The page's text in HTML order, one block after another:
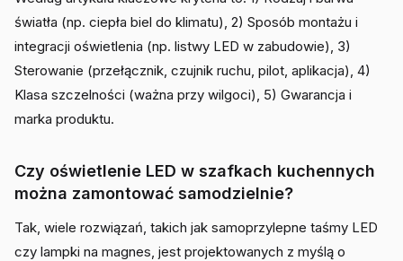
światła (np. ciepła biel do klimatu), 2) Sposób montażu i
integracji oświetlenia (np. listwy LED w zabudowie), 3)
Sterowanie (przełącznik, czujnik ruchu, pilot, aplikacja), 4)
Klasa szczelności (ważna przy wilgoci), 5) Gwarancja i
marka produktu.
Czy oświetlenie LED w szafkach kuchennych
można zamontować samodzielnie?
Tak, wiele rozwiązań, takich jak samoprzylepne taśmy LED
czy lampki na magnes, jest projektowanych z myślą o